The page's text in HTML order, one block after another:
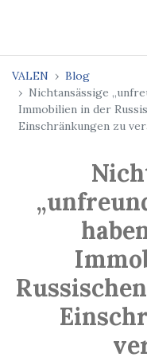
VALEN
Blog
Nichtansässige
Immobilien in der
Einschränkungen zu